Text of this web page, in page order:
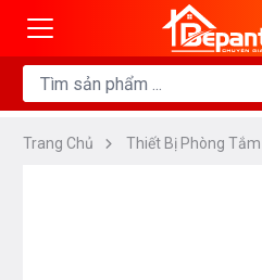
Trang Chủ Thiết Bị Phòng Tắm